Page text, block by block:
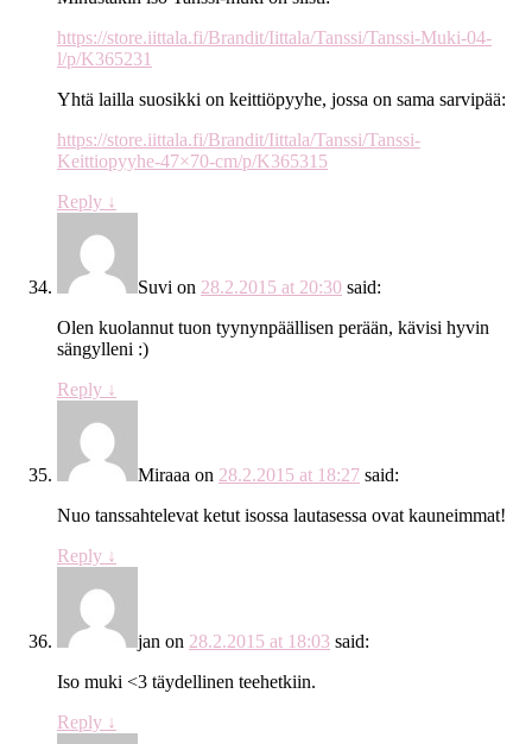
https://store.iittala.fi/Brandit/Iittala/Tanssi/Tanssi-Muki-04-
l/p/K365231
Yhtä lailla suosikki on keittiöpyyhe, jossa on sama sarvipää:
https://store.iittala.fi/Brandit/Iittala/Tanssi/Tanssi-
Keittiopyyhe-47×70-cm/p/K365315
Reply ↓
Suvi on 28.2.2015 at 20:30 said:
Olen kuolannut tuon tyynynpäällisen perään, kävisi hyvin
sängylleni :)
Reply ↓
Miraaa on 28.2.2015 at 18:27 said:
Nuo tanssahtelevat ketut isossa lautasessa ovat kauneimmat!
Reply ↓
jan on 28.2.2015 at 18:03 said:
Iso muki <3 täydellinen teehetkiin.
Reply ↓